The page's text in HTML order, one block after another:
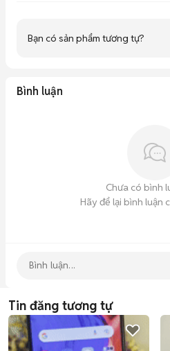
Bạn có sản phẩm tương tự?
Bình luận
Chưa có bình
Hãy để lại bình luận
Tin đăng tương tự